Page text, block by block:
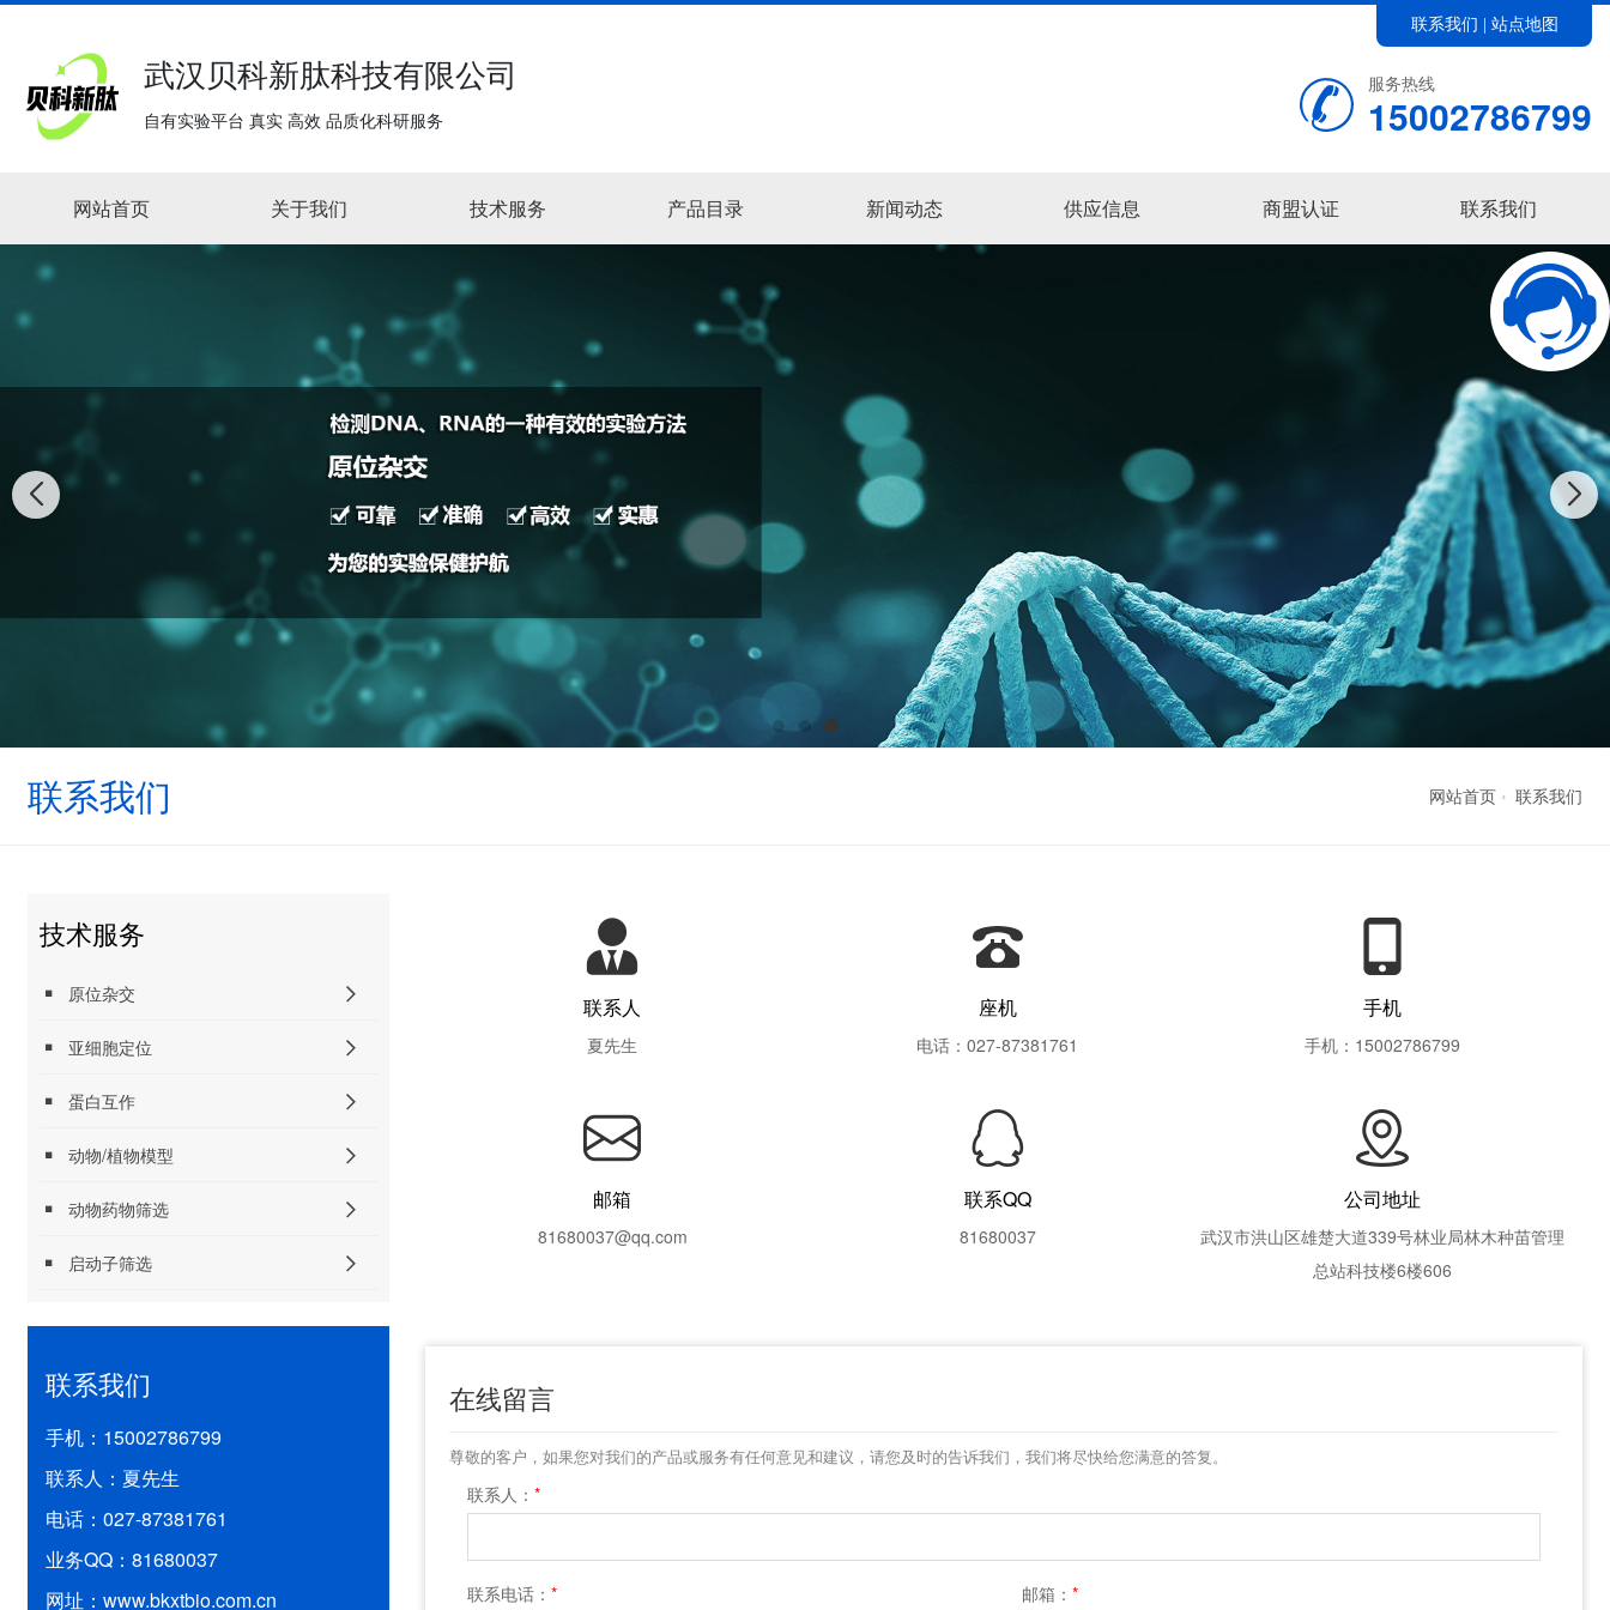
武汉贝科新肽科技有限公司
自有实验平台 真实 高效 品质化科研服务
联系我们 站点地图
服务热线
15002786799
网站首页 关于我们 技术服务 产品目录 新闻动态 供应信息 商盟认证 联系我们
联系我们 网站首页 联系我们
技术服务
原位杂交
亚细胞定位
蛋白互作
动物/植物模型
动物药物筛选
启动子筛选
联系我们
手机： 15002786799
联系人： 夏先生
电话： 027-87381761
业务QQ： 81680037
网址： www.bkxtbio.com.cn
联系人
夏先生
座机
电话：027-87381761
手机
手机：15002786799
邮箱
81680037@qq.com
联系QQ
81680037
公司地址
武汉市洪山区雄楚大道339号林业局林木种苗管理
总站科技楼6楼606
在线留言
尊敬的客户，如果您对我们的产品或服务有任何意见和建议，请您及时的告诉我们，我们将尽快给您满意的答复。
联系人： *
联系电话： * 邮箱： *